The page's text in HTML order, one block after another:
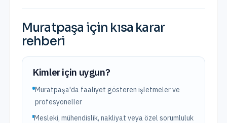
Muratpaşa için kısa karar
rehberi
Kimler için uygun?
Muratpaşa'da faaliyet gösteren işletmeler ve
profesyoneller
Mesleki, mühendislik, nakliyat veya özel sorumluluk